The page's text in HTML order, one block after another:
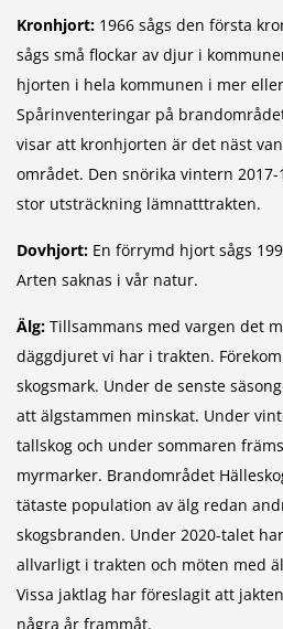
Kronhjort:1966 sågs den första
sågs små flockar av djur i
hjorten i hela kommunen i mer
Spårinventeringar på
visar att kronhjorten är det näst
området. Den snörika vintern
stor utsträckning lämnatttrakten.
Dovhjort:En förrymd hjort sågs
Arten saknas i vår natur.
Älg:Tillsammans med vargen det
däggdjuret vi har i trakten.
skogsmark. Under de senste
att älgstammen minskat. Under
tallskog och under sommaren
myrmarker. Brandområdet
tätaste population av älg redan
skogsbranden. Under 2020-talet
allvarligt i trakten och möten med
Vissa jaktlag har föreslagit att
några år frammåt.